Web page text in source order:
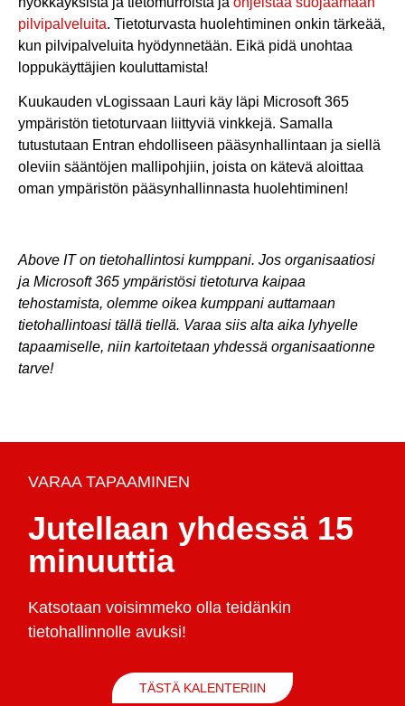
pilvipalveluita. Tietoturvasta huolehtiminen onkin tärkeää,
kun pilvipalveluita hyödynnetään. Eikä pidä unohtaa
loppukäyttäjien kouluttamista!
Kuukauden vLogissaan Lauri käy läpi Microsoft 365
ympäristön tietoturvaan liittyviä vinkkejä. Samalla
tutustutaan Entran ehdolliseen pääsynhallintaan ja siellä
oleviin sääntöjen mallipohjiin, joista on kätevä aloittaa
oman ympäristön pääsynhallinnasta huolehtiminen!
Above IT on tietohallintosi kumppani. Jos organisaatiosi
ja Microsoft 365 ympäristösi tietoturva kaipaa
tehostamista, olemme oikea kumppani auttamaan
tietohallintoasi tällä tiellä. Varaa siis alta aika lyhyelle
tapaamiselle, niin kartoitetaan yhdessä organisaationne
tarve!
VARAA TAPAAMINEN
Jutellaan yhdessä 15
minuuttia
Katsotaan voisimmeko olla teidänkin
tietohallinnolle avuksi!
TÄSTÄ KALENTERIIN